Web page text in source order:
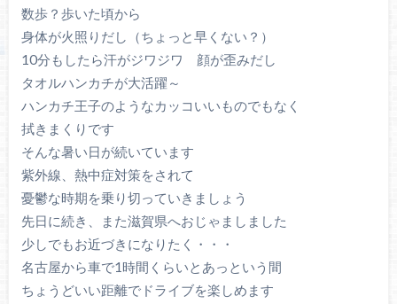
数歩？歩いた頃から
身体が火照りだし（ちょっと早くない？）
10分もしたら汗がジワジワ 顔が歪みだし
タオルハンカチが大活躍～
ハンカチ王子のようなカッコいいものでもなく
拭きまくりです
そんな暑い日が続いています
紫外線、熱中症対策をされて
憂鬱な時期を乗り切っていきましょう
先日に続き、また滋賀県へおじゃましました
少しでもお近づきになりたく・・・
名古屋から車で1時間くらいとあっという間
ちょうどいい距離でドライブを楽しめます